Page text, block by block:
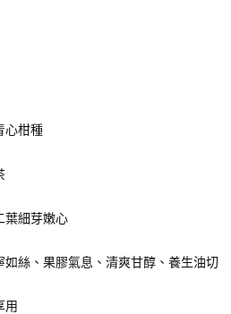
心柑種
葉細芽嫩心
如絲、果膠氣息、清爽甘醇、養生油切
用